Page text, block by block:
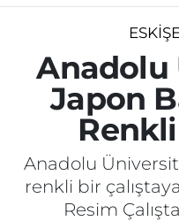
Anadolu
Japon
Anadolu
renkli bir
Resim
GÜNDEM
ASAYİŞ
SİYASET
EKONOMİ
SAĞLIK
Hakkımızda
İletişim
Künye
Odunpazarı
Süper Lig Puan
Tüm Manşetler
Son Dakika
Haber Arşivi